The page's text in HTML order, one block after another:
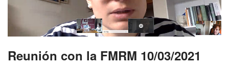
Reunión con la FMRM 10/03/2021